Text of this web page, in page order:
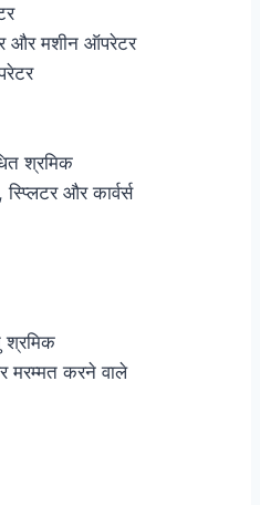
और मशीन ऑपरेटर
श्रमिक
और कार्वर्स
मरम्मत करने वाले